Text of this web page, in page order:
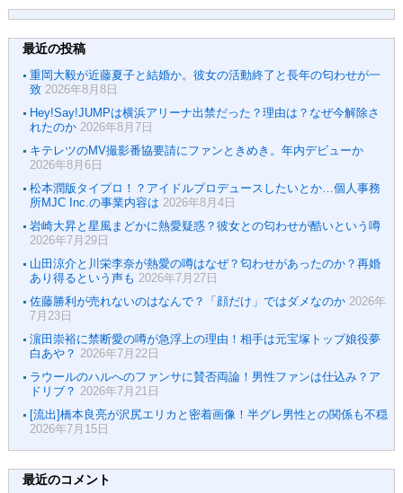
最近の投稿
重岡大毅が近藤夏子と結婚か。彼女の活動終了と長年の匂わせが一
致 2026年8月8日
Hey!Say!JUMPは横浜アリーナ出禁だった？理由は？なぜ今解除さ
れたのか 2026年8月7日
キテレツのMV撮影番協要請にファンときめき。年内デビューか
2026年8月6日
松本潤版タイプロ！？アイドルプロデュースしたいとか…個人事務
所MJC Inc.の事業内容は 2026年8月4日
岩崎大昇と星風まどかに熱愛疑惑？彼女との匂わせが酷いという噂
2026年7月29日
山田涼介と川栄李奈が熱愛の噂はなぜ？匂わせがあったのか？再婚
あり得るという声も 2026年7月27日
佐藤勝利が売れないのはなんで？「顔だけ」ではダメなのか 2026年
7月23日
濵田崇裕に禁断愛の噂が急浮上の理由！相手は元宝塚トップ娘役夢
白あや？ 2026年7月22日
ラウールのハルへのファンサに賛否両論！男性ファンは仕込み？ア
ドリブ？ 2026年7月21日
[流出]橋本良亮が沢尻エリカと密着画像！半グレ男性との関係も不穏
2026年7月15日
最近のコメント